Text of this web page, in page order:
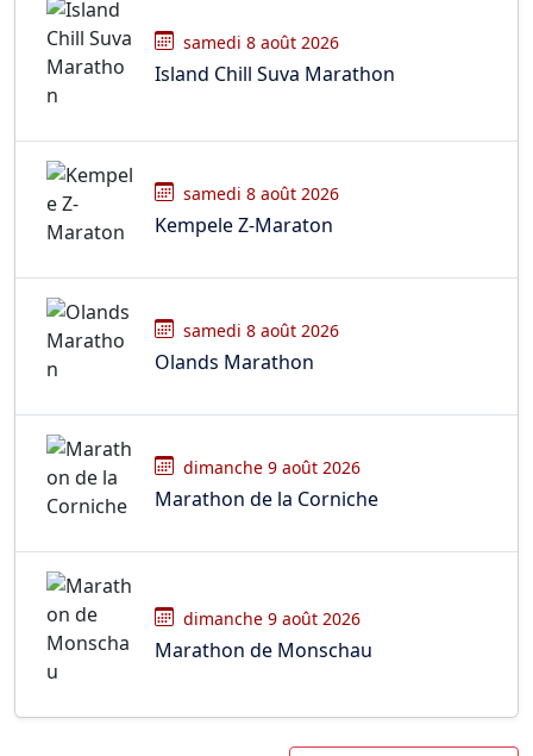
samedi 8 août 2026
Island Chill Suva Marathon
samedi 8 août 2026
Kempele Z-Maraton
samedi 8 août 2026
Olands Marathon
dimanche 9 août 2026
Marathon de la Corniche
dimanche 9 août 2026
Marathon de Monschau